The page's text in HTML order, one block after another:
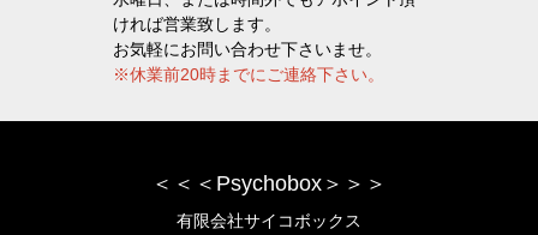
ければ営業致します。
お気軽にお問い合わせ下さいませ。
※休業前20時までにご連絡下さい。
＜＜＜Psychobox＞＞＞
有限会社サイコボックス